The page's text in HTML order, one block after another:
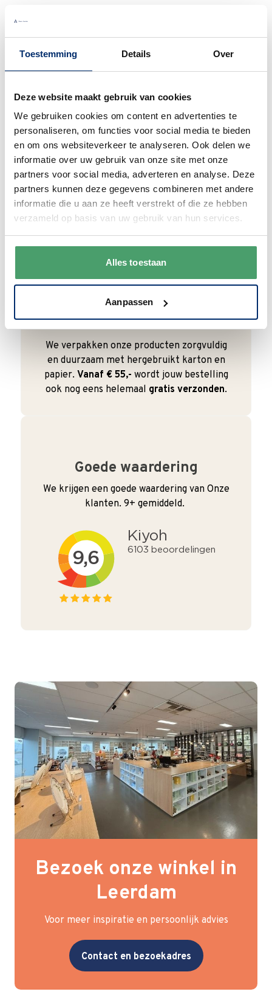
Toestemming Details Over
Deze website maakt gebruik van cookies
We gebruiken cookies om content en advertenties te
personaliseren, om functies voor social media te bieden
en om ons websiteverkeer te analyseren. Ook delen we
informatie over uw gebruik van onze site met onze
partners voor social media, adverteren en analyse. Deze
partners kunnen deze gegevens combineren met andere
informatie die u aan ze heeft verstrekt of die ze hebben
verzameld op basis van uw gebruik van hun services.
Alles toestaan
Aanpassen
WaaromAnna?
Bel gerust
Wij begrijpen dat je als klant het fijn vindt
om te kunnen bellen. Bij ons kan dat ook
gewoon. We zijn bereikbaar vanmaandag
t/m vrijdag van 9:00 - 17:00.
Duurzaam
We verpakken onze producten zorgvuldig
en duurzaam met hergebruikt karton en
papier. Vanaf € 55,- wordt jouw bestelling
ook nog eens helemaal gratis verzonden.
Goede waardering
We krijgen een goede waardering van Onze
klanten. 9+ gemiddeld.
Bezoek onze winkel in
Leerdam
Voor meer inspiratie en persoonlijk advies
Contact en bezoekadres